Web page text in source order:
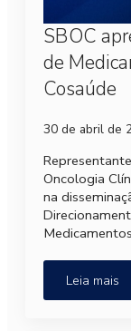
SBOC
de
Cosaúde
30 de abril de
Oncologia
na
Leia mais